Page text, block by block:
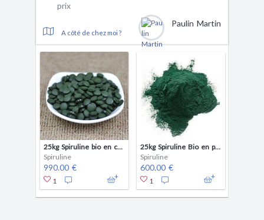
prix
A côté de chez moi ?
Paulin Martin
25kg Spiruline bio en comprimés (500mg)
Spiruline
990.00 €
1
25kg Spiruline Bio en poudre
Spiruline
600.00 €
1